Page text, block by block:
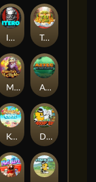
Aztec Twist
Tai The Toad
Keep 'em Cool Drop'em
ITERO
Merlin's Alchemy